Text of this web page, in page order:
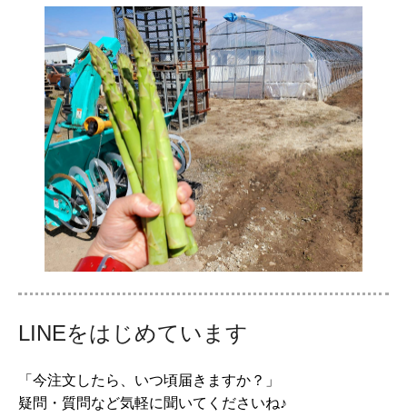
LINEをはじめています
「今注文したら、いつ頃届きますか？」
疑問・質問など気軽に聞いてくださいね♪